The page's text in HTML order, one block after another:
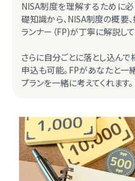
NISA制度を理解するために
礎知識から、NISA制度の概要
ランナー（FP)が丁寧に解説して
さらに自分ごとに落とし込ん
申込も可能。FPがあなたと一
プランを一緒に考えてくれます。